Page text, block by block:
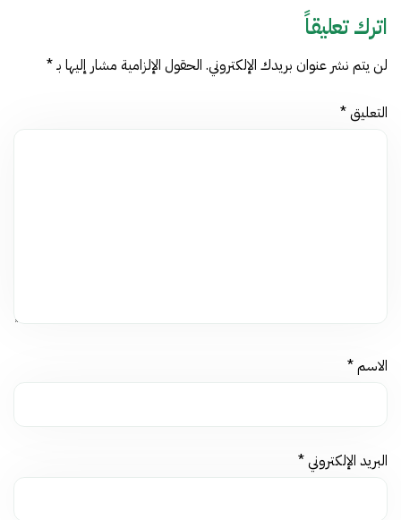
اترك تعليقاً
لن يتم نشر عنوان بريدك الإلكتروني. الحقول الإلزامية مشار إليها بـ*
التعليق*
الاسم*
البريد الإلكتروني*